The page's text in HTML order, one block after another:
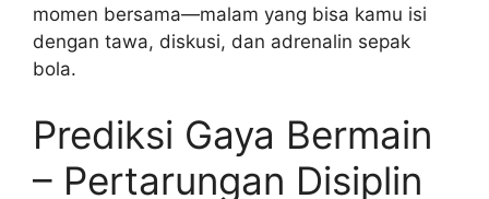
momen bersama—malam yang bisa kamu isi
dengan tawa, diskusi, dan adrenalin sepak
bola.
Prediksi Gaya Bermain
– Pertarungan Disiplin